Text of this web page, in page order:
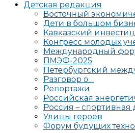
Детская редакция
Восточный
Дети в большом
Кавказский
Конгресс молодых
Международный
ПМЭФ-2025
Петербургский
Разговор о…
Репортажи
Российская
Россия – спортивная
Улицы героев
Форум будущих